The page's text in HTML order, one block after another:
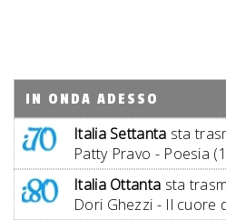
IN ONDA ADESSO
Italia Settanta sta
Patty Pravo - Poesia
Italia Ottanta sta
Dori Ghezzi - Il cuore